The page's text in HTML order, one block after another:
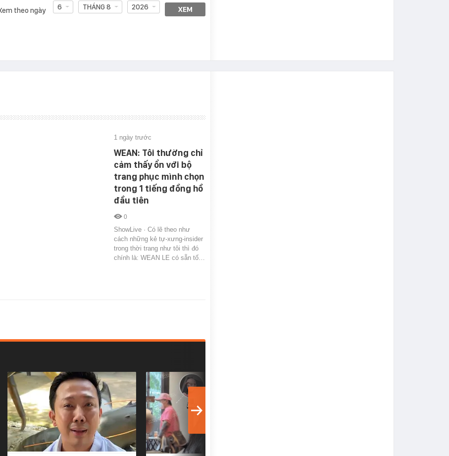
theo ngày 6 THÁNG 8 2026 XEM
1 ngày trước
WEAN: Tôi thường chỉ
cảm thấy ổn với bộ
trang phục mình chọn
trong 1 tiếng đồng hồ
đầu tiên
0
ShowLive · Có lẽ theo như
cách những kẻ tự-xưng-insider
trong thời trang như tôi thì đó
chính là: WEAN LE có sẵn tố…